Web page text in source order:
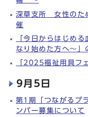
深草支所 女性のた
催
「今日からはじめ
なり始めた方へ～」
「2025福祉用具フ
9月5日
第1期「つながるプ
ンバー募集について